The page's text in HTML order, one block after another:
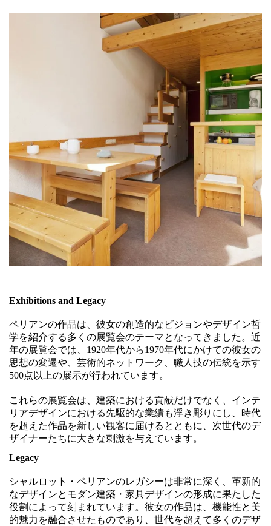
Exhibitions and Legacy
ペリアンの作品は、彼女の創造的なビジョンやデザイン哲
学を紹介する多くの展覧会のテーマとなってきました。近
年の展覧会では、1920年代から1970年代にかけての彼女の
思想の変遷や、芸術的ネットワーク、職人技の伝統を示す
500点以上の展示が行われています。
これらの展覧会は、建築における貢献だけでなく、インテ
リアデザインにおける先駆的な業績も浮き彫りにし、時代
を超えた作品を新しい観客に届けるとともに、次世代のデ
ザイナーたちに大きな刺激を与えています。
Legacy
シャルロット・ペリアンのレガシーは非常に深く、革新的
なデザインとモダン建築・家具デザインの形成に果たした
役割によって刻まれています。彼女の作品は、機能性と美
的魅力を融合させたものであり、世代を超えて多くのデザ